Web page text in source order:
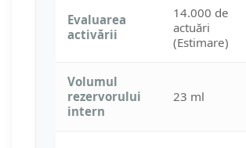
Evaluarea
activării
14.000 de
actuări
(Estimare)
Volumul
rezervorului
intern
23 ml